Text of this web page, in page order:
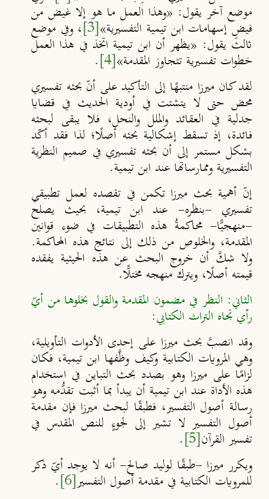
موضع آخر يقول: «وهذا العمل ما هو إلا غيض من
فيضِ إسهامات ابن تيمية التفسيرية»[3] ، وفي موضع
ثالث يقول: «يظهر أن ابن تيمية اتخذ في هذا العمل
خطوات تفسيرية تتجاوز المقدمة»[4]
.
لقد كان ميرزا منتبهًا إلى التأكيد على أنّ بحثه تفسيري
محض حتى لا يتشتت في أودية الحديث في قضايا
جدلية في العقائد والملل والنحل، فلا يبقى لبحثه
فائدة، إذ تسقط إشكالية بحثه أصلًا؛ لذا فقد أكّد
بشكل مستمر إلى أن بحثه تفسيري في صميم النظرية
التفسيرية وممارساتها عند ابن تيمية.
إنّ أهمية بحث ميرزا تكمن في تقصده لعمل تطبيقي
تفسيري -بنظره- عند ابن تيمية، بحيث يصلح
-منهجيًّا- محاكمةُ هذه التطبيقات في ضوء قوانين
المقدمة، والخلوص من ذلك إلى نتائج هذه المحاكمة.
ولا شكَّ أن خروج البحث عن هذه الحيثية يفقده
قيمته أصلًا، ويترك منهجه مختلًّا.
الثاني: النظر في مضمون المقدمة والقول بخلوها من أيّ
رأي تجاه التراث الكتابي:
وقد انصبَّ بحث ميرزا على إحدى الأدوات التأويلية،
وهي المرويات الكتابية وكيف وظَّفها ابن تيمية، فكان
لزامًا على ميرزا وهو بصدد بحث التباين في استخدام
هذه الأداة عند ابن تيمية أن يبدأ بما أثبت تقدُّمه وهو
رسالة أصول التفسير، فطبقًا لبحث ميرزا فإن مقدمة
أصول التفسير لا تشير إلى لجوءٍ للنص المقدس في
تفسير القرآن[5]
.
ويكرر ميرزا -طبقًا لوليد صالح- أنه لا يوجد أيّ ذكر
للمرويات الكتابية في مقدمة أصول التفسير[6]
.